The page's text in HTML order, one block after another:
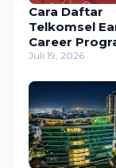
Cara Daftar
Telkomsel
Career
Syarat,
Lolos
Juli 19, 2026